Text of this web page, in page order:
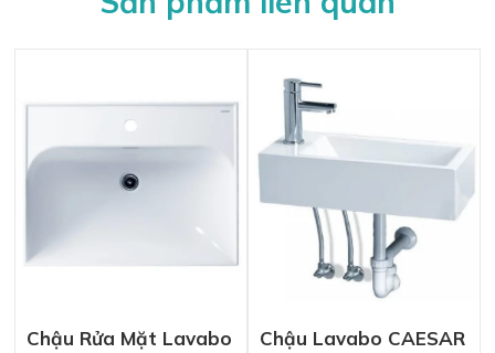
Chậu Rửa Mặt Lavabo
Chậu Lavabo CAESAR